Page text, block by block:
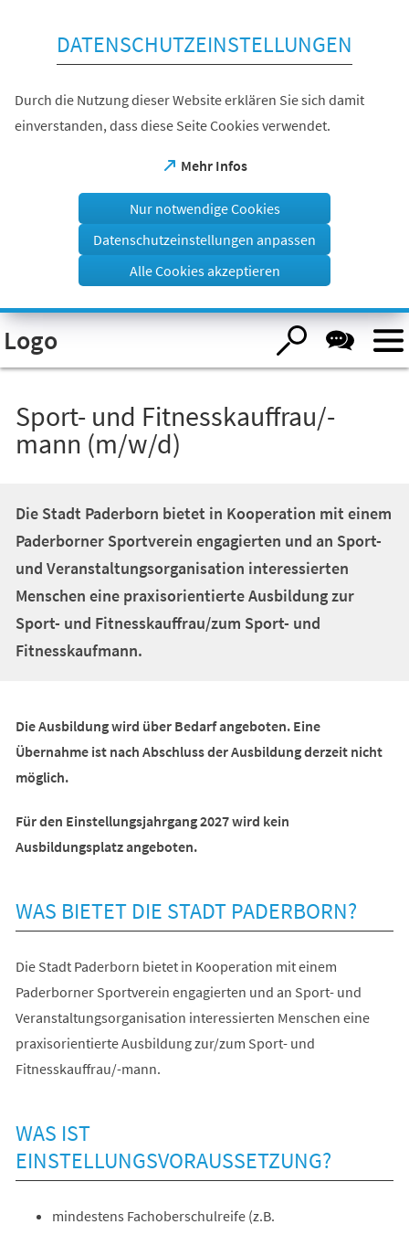
Visuelle
Assistenzsoftware
öffnen.
DATENSCHUTZEINSTELLUNGEN
Durch die Nutzung dieser Website erklären Sie sich damit
einverstanden, dass diese Seite Cookies verwendet.
Mehr Infos
(Öffnet
einem
Tab)
Nur notwendige Cookies
Datenschutzeinstellungen anpassen
Alle Cookies akzeptieren
Logo
Sport- und Fitnesskauffrau/-
mann (m/w/d)
Die Stadt Paderborn bietet in Kooperation mit einem
Paderborner Sportverein engagierten und an Sport-
und Veranstaltungsorganisation interessierten
Menschen eine praxisorientierte Ausbildung zur
Sport- und Fitnesskauffrau/zum Sport- und
Fitnesskaufmann.
Die Ausbildung wird über Bedarf angeboten. Eine
Übernahme ist nach Abschluss der Ausbildung derzeit nicht
möglich.
Für den Einstellungsjahrgang 2027 wird kein
Ausbildungsplatz angeboten.
WAS BIETET DIE STADT PADERBORN?
Die Stadt Paderborn bietet in Kooperation mit einem
Paderborner Sportverein engagierten und an Sport- und
Veranstaltungsorganisation interessierten Menschen eine
praxisorientierte Ausbildung zur/zum Sport- und
Fitnesskauffrau/-mann.
WAS IST
EINSTELLUNGSVORAUSSETZUNG?
mindestens Fachoberschulreife (z.B.